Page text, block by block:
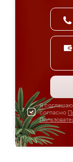
Я
согласно